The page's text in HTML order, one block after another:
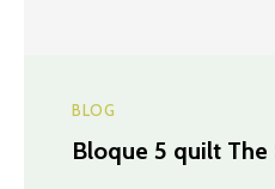
BLOG
Bloque 5 quilt